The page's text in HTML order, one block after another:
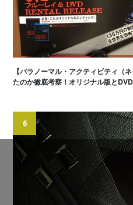
【パラノーマル・アクティビティ（
たのか徹底考察！オリジナル版と
6